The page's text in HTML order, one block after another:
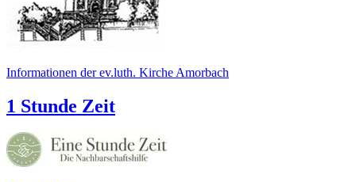
Informationen der ev.luth. Kirche Amorbach
1 Stunde Zeit